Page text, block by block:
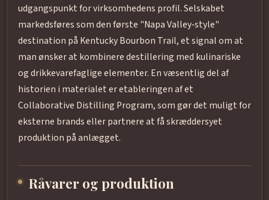
udgangspunkt for virksomhedens profil. Selskabet
markedsføres som den første "Napa Valley‑style"
destination på Kentucky Bourbon Trail, et signal om at
man ønsker at kombinere destillering med kulinariske
og drikkevarefaglige elementer. En væsentlig del af
historien i materialet er etableringen af et
Collaborative Distilling Program, som gør det muligt for
eksterne brands eller partnere at få skræddersyet
produktion på anlægget.
Råvarer og produktion